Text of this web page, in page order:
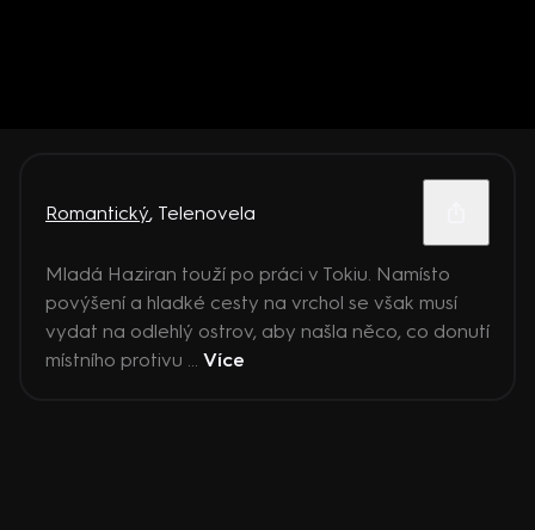
Romantický, Telenovela
Mladá Haziran touží po práci v Tokiu. Namísto
povýšení a hladké cesty na vrchol se však musí
vydat na odlehlý ostrov, aby našla něco, co donutí
místního protivu ... Více